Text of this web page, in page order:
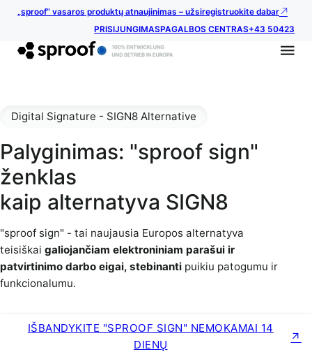
„sproof“ vasaros produktų atnaujinimas – užsiregistruokite dabar
PRISIJUNGIMASPAGALBOS CENTRAS+43 50423
Palyginimas: "sproof sign"
ženklas
kaip alternatyva SIGN8
Digital Signature - SIGN8 Alternative
"sproof sign" - tai naujausia Europos alternatyva
teisiškai galiojančiam elektroniniam parašui ir
patvirtinimo darbo eigai, stebinanti puikiu patogumu ir
funkcionalumu.
IŠBANDYKITE "SPROOF SIGN" NEMOKAMAI 14
DIENŲ